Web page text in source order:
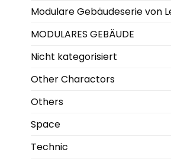
Modulare Gebäudeserie von
MODULARES GEBÄUDE
Nicht kategorisiert
Other Charactors
Others
Space
Technic